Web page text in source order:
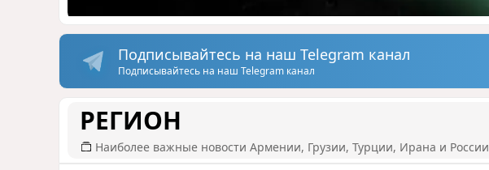
Подписывайтесь на наш Telegram канал
Подписывайтесь на наш Telegram канал
РЕГИОН
Наиболее важные новости Армении, Грузии, Турции, Ирана и России